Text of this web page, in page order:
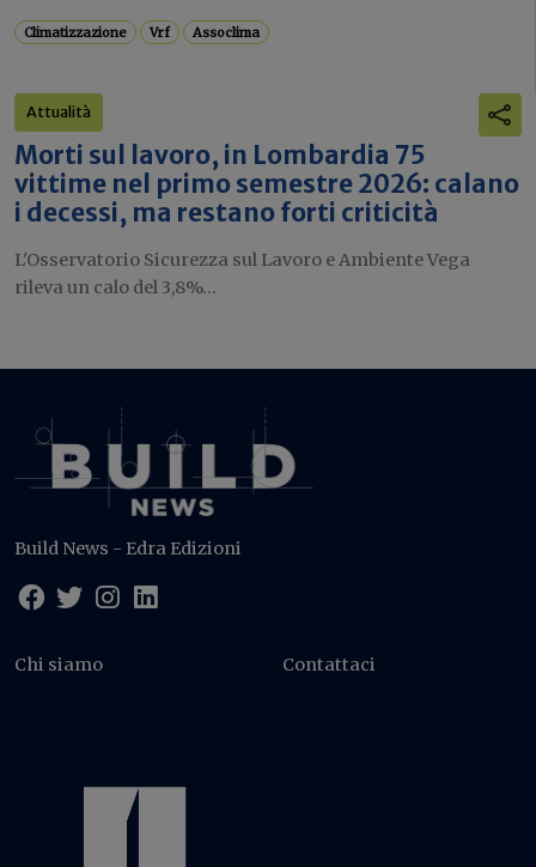
Climatizzazione Vrf Assoclima
Attualità
Morti sul lavoro, in Lombardia 75
vittime nel primo semestre 2026: calano
i decessi, ma restano forti criticità
L'Osservatorio Sicurezza sul Lavoro e Ambiente Vega
rileva un calo del 3,8%...
Build News - Edra Edizioni
Chi siamo Contattaci